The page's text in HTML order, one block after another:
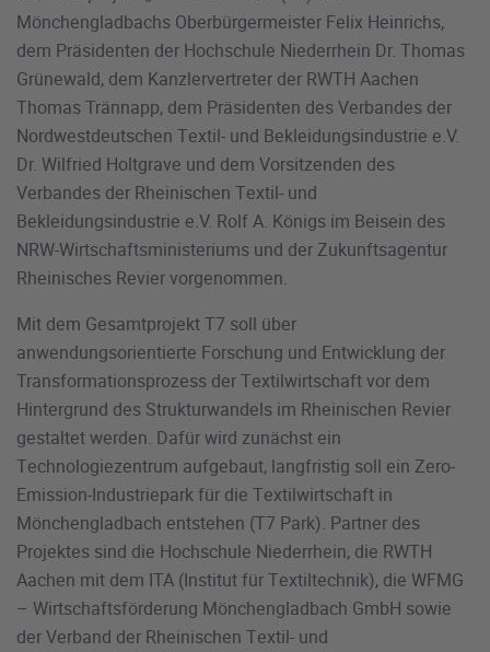
Mönchengladbachs Oberbürgermeister Felix Heinrichs,
dem Präsidenten der Hochschule Niederrhein Dr. Thomas
Grünewald, dem Kanzlervertreter der RWTH Aachen
Thomas Trännapp, dem Präsidenten des Verbandes der
Nordwestdeutschen Textil- und Bekleidungsindustrie e.V.
Dr. Wilfried Holtgrave und dem Vorsitzenden des
Verbandes der Rheinischen Textil- und
Bekleidungsindustrie e.V. Rolf A. Königs im Beisein des
NRW-Wirtschaftsministeriums und der Zukunftsagentur
Rheinisches Revier vorgenommen.
Mit dem Gesamtprojekt T7 soll über
anwendungsorientierte Forschung und Entwicklung der
Transformationsprozess der Textilwirtschaft vor dem
Hintergrund des Strukturwandels im Rheinischen Revier
gestaltet werden. Dafür wird zunächst ein
Technologiezentrum aufgebaut, langfristig soll ein Zero-
Emission-Industriepark für die Textilwirtschaft in
Mönchengladbach entstehen (T7 Park). Partner des
Projektes sind die Hochschule Niederrhein, die RWTH
Aachen mit dem ITA (Institut für Textiltechnik), die WFMG
– Wirtschaftsförderung Mönchengladbach GmbH sowie
der Verband der Rheinischen Textil- und